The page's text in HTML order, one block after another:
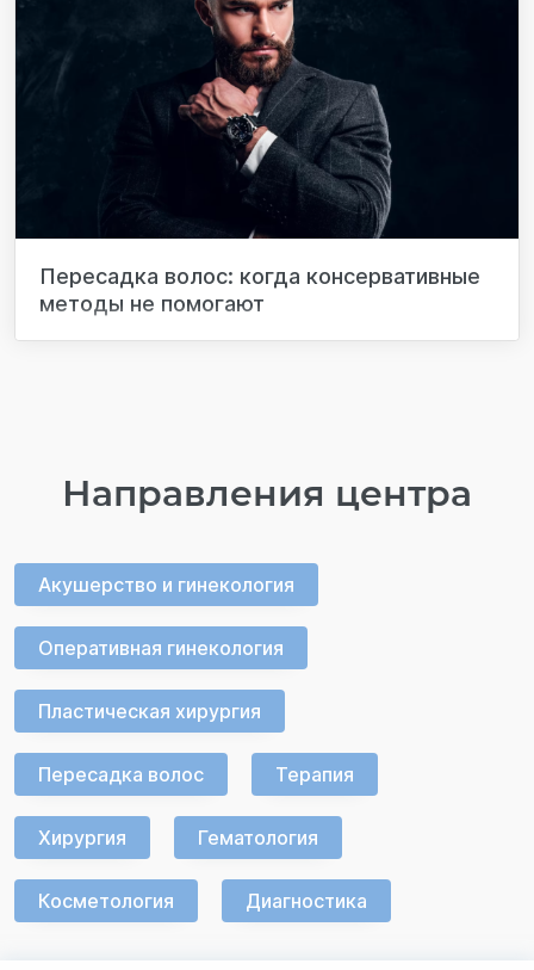
Пересадка волос: когда консервативные
методы не помогают
Направления центра
Акушерство и гинекология
Оперативная гинекология
Пластическая хирургия
Пересадка волос Терапия
Хирургия Гематология
Косметология Диагностика